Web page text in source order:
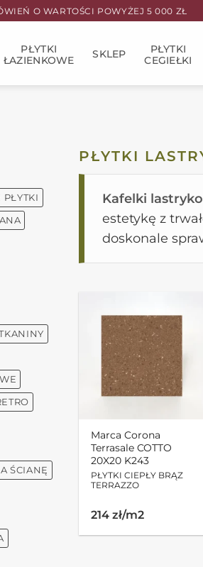
O WARTOŚCI POWYŻEJ 5 000 ZŁ
PŁYTKI
ŁAZIENKOWE
SKLEP
PŁYTKI
CEGIEŁKI
PŁYTKI
ŚCIANĘ
PŁYTKI
Kafelki lastryko
estetykę z
doskonale
Marca Corona
Terrasale COTTO
20X20 K243
PŁYTKI CIEPŁY BRĄZ
TERRAZZO
214 zł/m2